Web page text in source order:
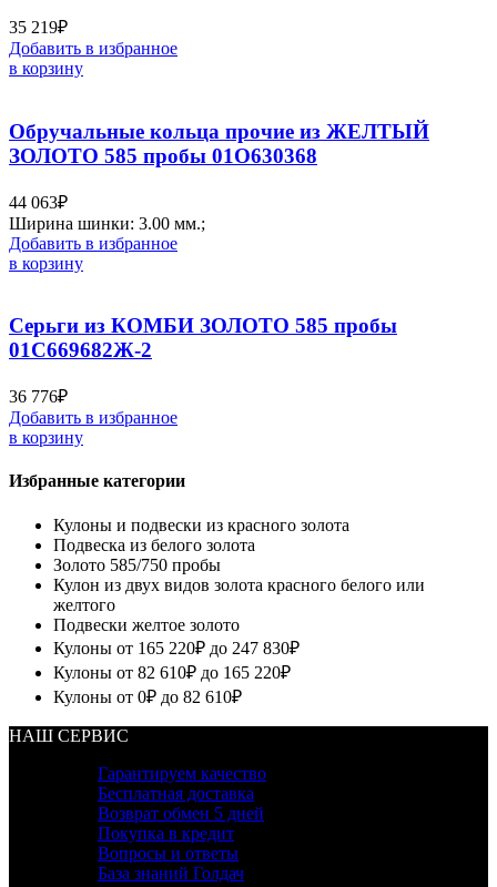
35 219₽
Добавить в избранное
в корзину
Обручальные кольца прочие из ЖЕЛТЫЙ
ЗОЛОТО 585 пробы 01О630368
44 063₽
Ширина шинки: 3.00 мм.;
Добавить в избранное
в корзину
Серьги из КОМБИ ЗОЛОТО 585 пробы
01С669682Ж-2
36 776₽
Добавить в избранное
в корзину
Избранные категории
Кулоны и подвески из красного золота
Подвеска из белого золота
Золото 585/750 пробы
Кулон из двух видов золота красного белого или
желтого
Подвески желтое золото
Кулоны от 165 220₽ до 247 830₽
Кулоны от 82 610₽ до 165 220₽
Кулоны от 0₽ до 82 610₽
НАШ СЕРВИС
Гарантируем качество
Бесплатная доставка
Возврат обмен 5 дней
Покупка в кредит
Вопросы и ответы
База знаний Голдач